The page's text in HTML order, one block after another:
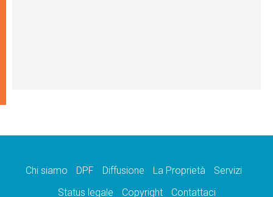
Chi siamo DPF Diffusione La Proprietà
Servizi
Status legale
Copyright Contattaci